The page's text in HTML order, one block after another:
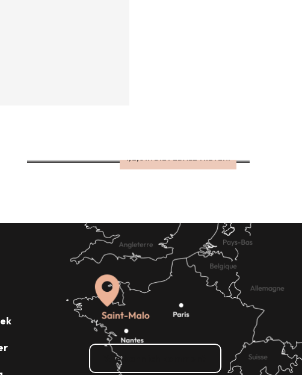
Die Gärten
1, 2, 3 IN DIE PEDALE TRETEN!
Wie kann ich kommen?